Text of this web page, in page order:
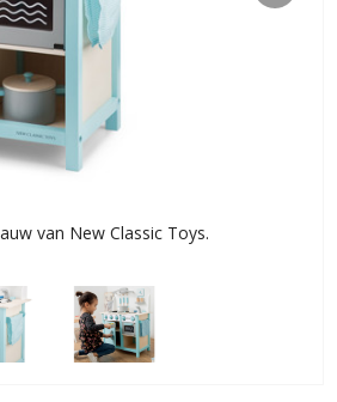
van New Classic Toys.